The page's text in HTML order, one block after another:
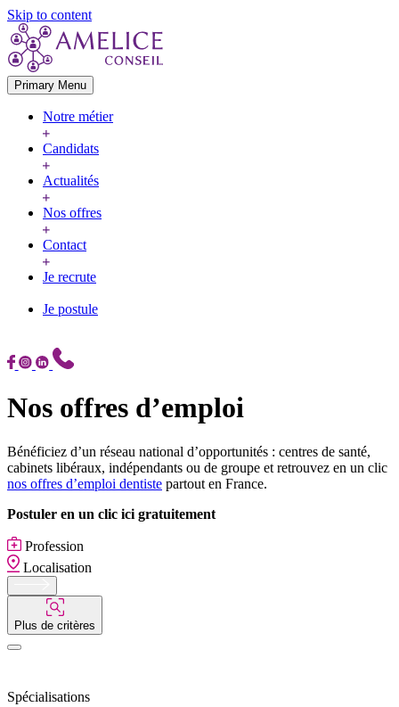
Skip to content
Primary Menu
Notre métier
Candidats
Actualités
Nos offres
Contact
Je recrute
Je postule
Nos offres d’emploi
Bénéficiez d’un réseau national d’opportunités : centres de santé,
cabinets libéraux, indépendants ou de groupe et retrouvez en un clic
nos offres d’emploi dentiste partout en France.
Postuler en un clic ici gratuitement
Profession
Localisation
Plus de critères
Spécialisations